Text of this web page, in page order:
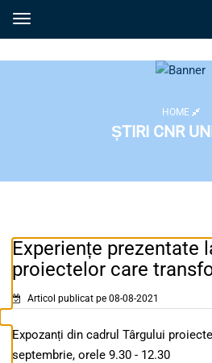
Toggle navigation
HOME
ȘTIRI CNR
Experiențe prezentate
proiectelor care
Articol publicat pe 08-08-2021
Expozanți din cadrul Târgului
septembrie, orele 9.30 - 12.30